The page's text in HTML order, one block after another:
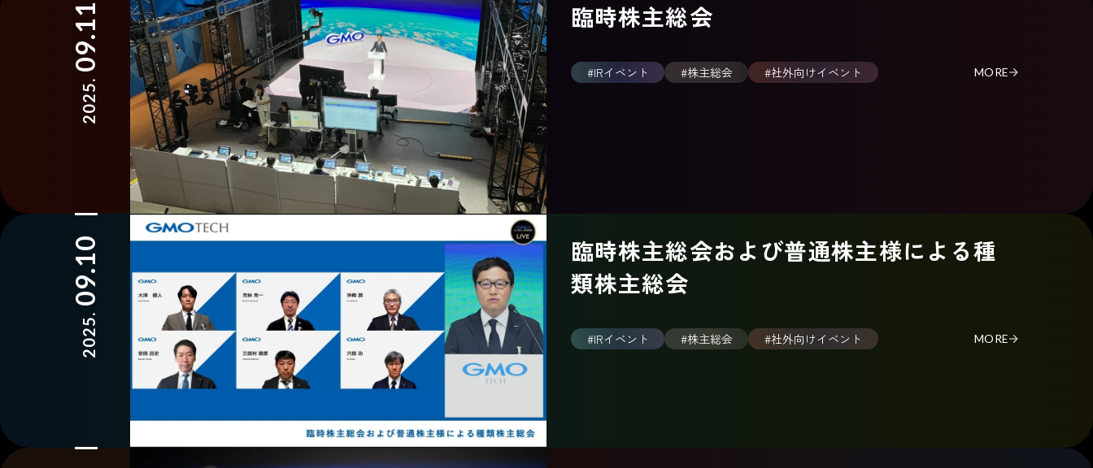
2025.
09.11 臨時株主総会
#IRイベント #株主総会 #社外向けイベント MORE
2025.
09.10
臨時株主総会および普通株主様による種
類株主総会
#IRイベント #株主総会 #社外向けイベント MORE